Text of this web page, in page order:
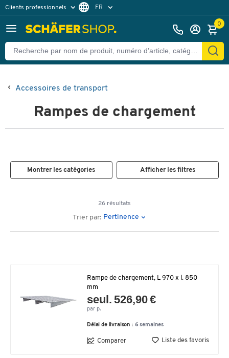
Clients professionnels
Clients particuliers
FR
0
Accessoires de transport
Rampes de chargement
Montrer les catégories Afficher les filtres
26 résultats
Trier par: Pertinence
Rampe de chargement, L 970 x l. 850
mm
seul. 526,90 €
par p.
Délai de livraison : 6 semaines
Comparer Liste des favoris